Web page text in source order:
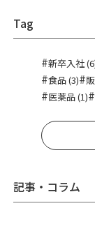
Tag
#新卒入社
#食品 (3)#
#医薬品 (1)#
記事・コラム